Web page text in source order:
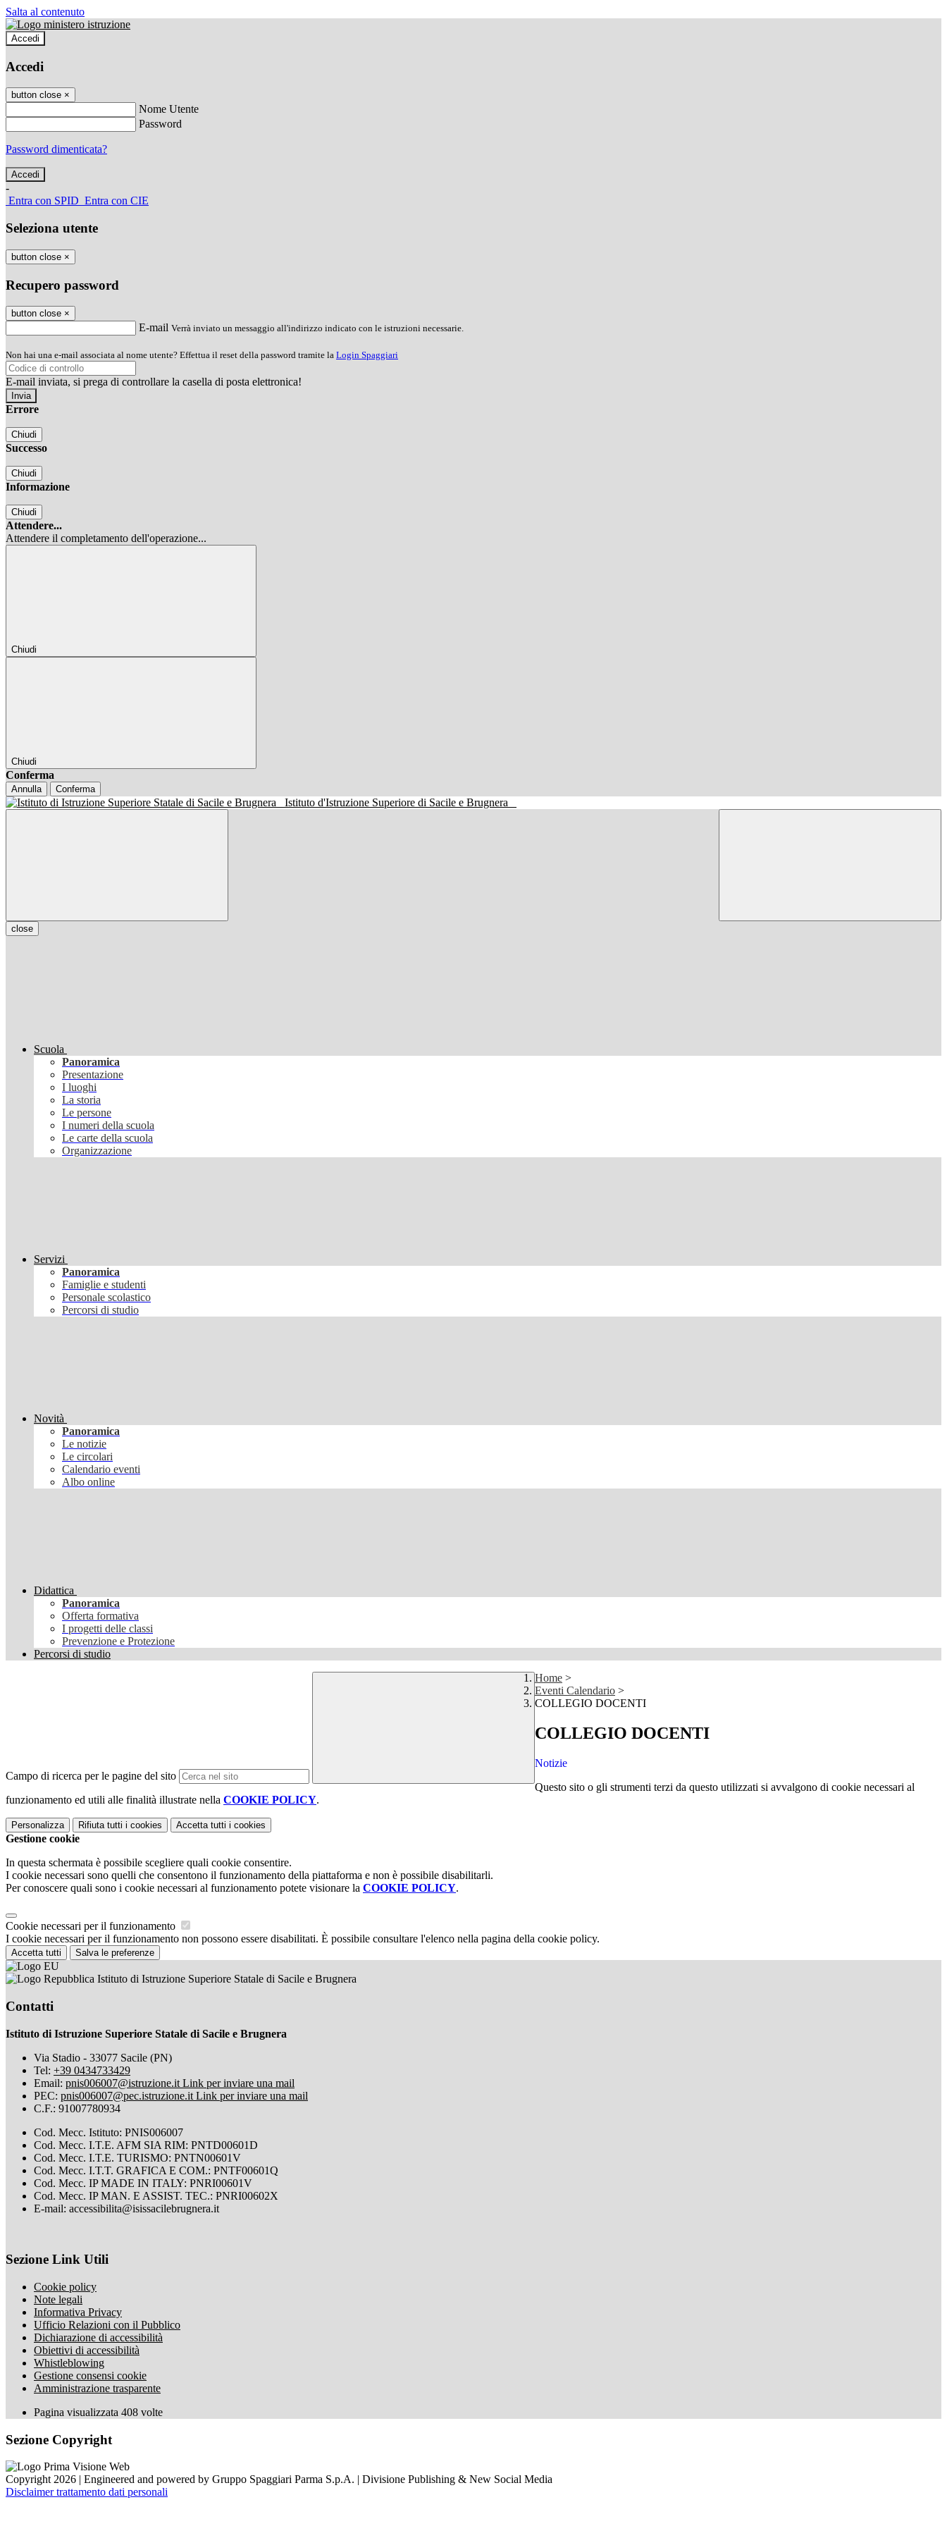
Salta al contenuto
Accedi
Accedi
button close ×
Nome Utente
Password
Password dimenticata?
-
Entra con SPID Entra con CIE
Seleziona utente
button close ×
Recupero password
button close ×
E-mail Verrà inviato un messaggio all'indirizzo indicato con le istruzioni necessarie.
Non hai una e-mail associata al nome utente? Effettua il reset della password tramite la Login Spaggiari
E-mail inviata, si prega di controllare la casella di posta elettronica!
Errore
Chiudi
Successo
Chiudi
Informazione
Chiudi
Attendere...
Attendere il completamento dell'operazione...
Chiudi
Chiudi
Conferma
Annulla Conferma
Istituto d'Istruzione Superiore di Sacile e Brugnera
close
Scuola
Panoramica
Presentazione
I luoghi
La storia
Le persone
I numeri della scuola
Le carte della scuola
Organizzazione
Servizi
Panoramica
Famiglie e studenti
Personale scolastico
Percorsi di studio
Novità
Panoramica
Le notizie
Le circolari
Calendario eventi
Albo online
Didattica
Panoramica
Offerta formativa
I progetti delle classi
Prevenzione e Protezione
Percorsi di studio
Campo di ricerca per le pagine del sito
Home >
Eventi Calendario >
COLLEGIO DOCENTI
COLLEGIO DOCENTI
Notizie
Questo sito o gli strumenti terzi da questo utilizzati si avvalgono di cookie necessari al
funzionamento ed utili alle finalità illustrate nella COOKIE POLICY.
Personalizza Rifiuta tutti i cookies Accetta tutti i cookies
Gestione cookie
In questa schermata è possibile scegliere quali cookie consentire.
I cookie necessari sono quelli che consentono il funzionamento della piattaforma e non è possibile disabilitarli.
Per conoscere quali sono i cookie necessari al funzionamento potete visionare la COOKIE POLICY.
Cookie necessari per il funzionamento
I cookie necessari per il funzionamento non possono essere disabilitati. È possibile consultare l'elenco nella pagina della cookie policy.
Accetta tutti Salva le preferenze
Istituto di Istruzione Superiore Statale di Sacile e Brugnera
Contatti
Istituto di Istruzione Superiore Statale di Sacile e Brugnera
Via Stadio - 33077 Sacile (PN)
Tel: +39 0434733429
Email: pnis006007@istruzione.it Link per inviare una mail
PEC: pnis006007@pec.istruzione.it Link per inviare una mail
C.F.: 91007780934
Cod. Mecc. Istituto: PNIS006007
Cod. Mecc. I.T.E. AFM SIA RIM: PNTD00601D
Cod. Mecc. I.T.E. TURISMO: PNTN00601V
Cod. Mecc. I.T.T. GRAFICA E COM.: PNTF00601Q
Cod. Mecc. IP MADE IN ITALY: PNRI00601V
Cod. Mecc. IP MAN. E ASSIST. TEC.: PNRI00602X
E-mail: accessibilita@isissacilebrugnera.it
Sezione Link Utili
Cookie policy
Note legali
Informativa Privacy
Ufficio Relazioni con il Pubblico
Dichiarazione di accessibilità
Obiettivi di accessibilità
Whistleblowing
Gestione consensi cookie
Amministrazione trasparente
Pagina visualizzata 408 volte
Sezione Copyright
Copyright 2026 | Engineered and powered by Gruppo Spaggiari Parma S.p.A. | Divisione Publishing & New Social Media
Disclaimer trattamento dati personali